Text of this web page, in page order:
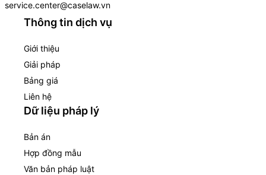
service.center@caselaw.vn
Thông tin dịch vụ
Giới thiệu
Giải pháp
Bảng giá
Liên hệ
Dữ liệu pháp lý
Bản án
Hợp đồng mẫu
Văn bản pháp luật